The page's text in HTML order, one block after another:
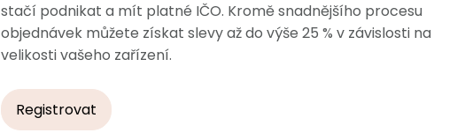
stačí podnikat a mít platné IČO. Kromě snadnějšího procesu
objednávek můžete získat slevy až do výše 25 % v závislosti na
velikosti vašeho zařízení.
Registrovat